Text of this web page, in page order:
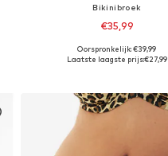
Bikinibroek
€35,99
Beschikbaar in vele maten
Oorspronkelijk: €39,99
Laatste laagste prijs:€27,99